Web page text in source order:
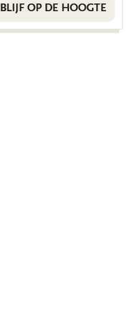
BLIJF OP DE HOOGTE